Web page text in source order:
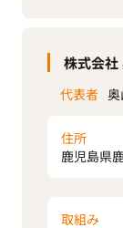
株式会社
代表者
住所
鹿児島県
取組み